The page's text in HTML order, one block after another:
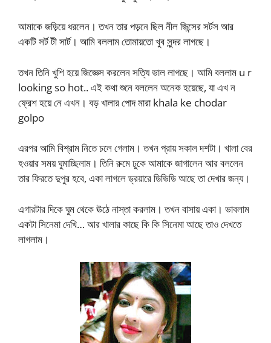
আমাকে জড়িয়ে ধরলেন। তখন তার পড়নে ছিল নীল জিন্সের সর্টস আর
একটি সর্ট টী সার্ট। আমি বললাম তোমায়তো খুব সুন্দর লাগছে।
তখন তিনি খুশি হয়ে জিজ্ঞেস করলেন সত্যি ভাল লাগছে। আমি বললাম u r
looking so hot.. এই কথা শুনে বললেন অনেক হয়েছে, যা এখ ন
ফ্রেশ হয়ে নে এখন। বড় খালার পোদ মারা khala ke chodar
golpo
এরপর আমি বিশ্রাম নিতে চলে গেলাম। তখন প্রায় সকাল দশটা। খালা বের
হওয়ার সময় ঘুমাচ্ছিলাম। তিনি রুমে ঢুকে আমাকে জাগালেন আর বললেন
তার ফিরতে দুপুর হবে, একা লাগলে ড্রয়ারে ডিভিডি আছে তা দেখার জন্য।
এগারটার দিকে ঘুম থেকে ঊঠে নাস্তা করলাম। তখন বাসায় একা। ভাবলাম
একটা সিনেমা দেখি… আর খালার কাছে কি কি সিনেমা আছে তাও দেখতে
লাগলাম।